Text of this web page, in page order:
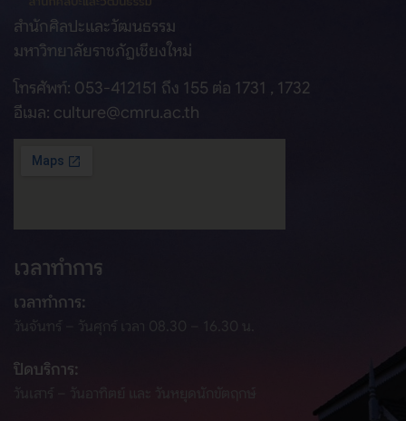
สำนักศิลปะและวัฒนธรรม
มหาวิทยาลัยราชภัฏเชียงใหม่
โทรศัพท์: 053-412151 ถึง 155 ต่อ 1731 , 1732
อีเมล: culture@cmru.ac.th
เวลาทำการ
เวลาทำการ:
วันจันทร์ – วันศุกร์ เวลา 08.30 – 16.30 น.
ปิดบริการ: